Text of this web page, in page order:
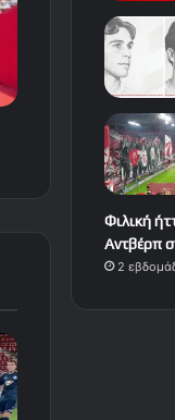
Φιλική
Αντβέρπ
2